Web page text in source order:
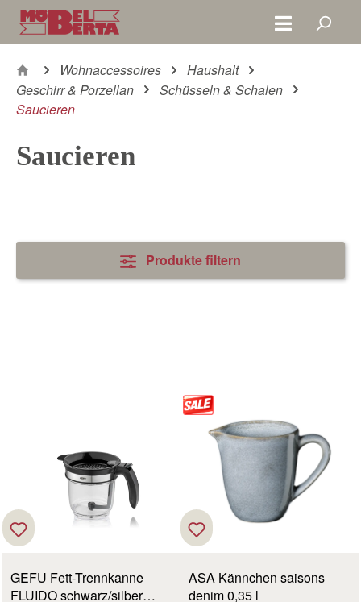
Zum Hauptinhalt springen
Wohnaccessoires
Haushalt
Geschirr & Porzellan
Schüsseln & Schalen
Saucieren
Saucieren
Produkte filtern
GEFU Fett-Trennkanne
FLUIDO schwarz/silber
ASA Kännchen saisons
denim 0,35 l